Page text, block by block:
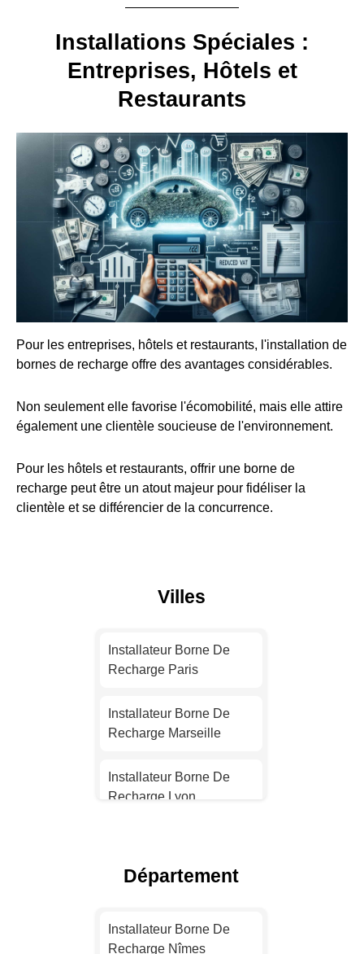
Installations Spéciales :
Entreprises, Hôtels et
Restaurants
Pour les entreprises, hôtels et restaurants, l'installation de
bornes de recharge offre des avantages considérables.
Non seulement elle favorise l'écomobilité, mais elle attire
également une clientèle soucieuse de l'environnement.
Pour les hôtels et restaurants, offrir une borne de
recharge peut être un atout majeur pour fidéliser la
clientèle et se différencier de la concurrence.
Villes
Installateur Borne De
Recharge Paris
Installateur Borne De
Recharge Marseille
Installateur Borne De
Recharge Lyon
Recharge Nice
Département
Installateur Borne De
Recharge Nîmes